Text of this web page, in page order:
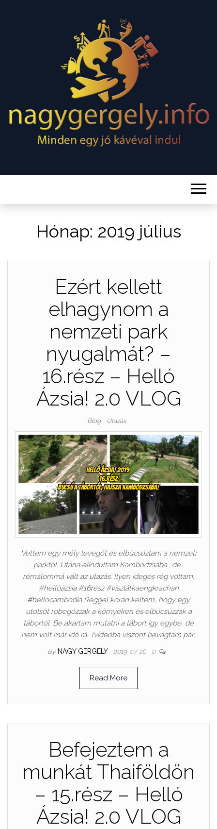
NAGY
GERGELY
Minden egy jó kávéval indul
Hónap: 2019 július
Ezért kellett
elhagynom a
nemzeti park
nyugalmát? –
16.rész – Helló
Ázsia! 2.0 VLOG
Blog Utazás
Vettem egy mély levegőt és elbúcsúztam a nemzeti
parktól. Utána elindultam Kambodzsába.. de..
rémálommá vált az utazás. Ilyen ideges rég voltam.
#hellóázsia #16rész #viszlátkaengkrachan
#hellocambodia Reggel korán keltem, hogy egy
utolsót robogózzak a környéken és elbúcsúzzak a
tábortól. Be akartam mutatni a tábort így egybe, de
nem volt már idő rá.. (videóba viszont bevágtam pár…
By NAGY GERGELY 2019-07-26 0
Read More
Befejeztem a
munkát Thaiföldön
– 15.rész – Helló
Ázsia! 2.0 VLOG